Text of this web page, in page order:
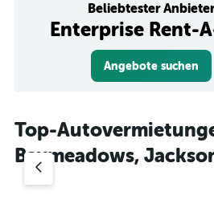
Beliebtester Anbieter
Enterprise Rent-
Angebote suchen
Top-
Baymeadows,